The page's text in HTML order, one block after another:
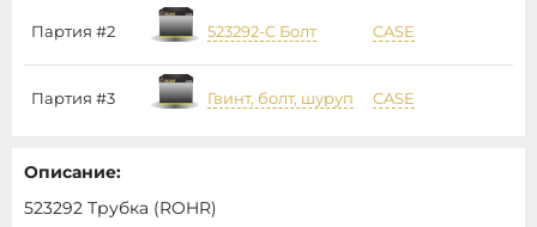
Партия #2 523292-C Болт CASE
Партия #3 Гвинт, болт, шуруп CASE
Описание:
523292 Трубка (ROHR)